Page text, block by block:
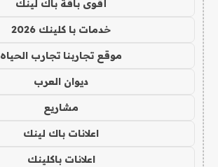
أقوى باقة باك لينك
خدمات با كلينك 2026
موقع تجاربنا تجارب الحياه
ديوان العرب
مشاريع
اعلانات باك لينك
اعلانات باكلينك